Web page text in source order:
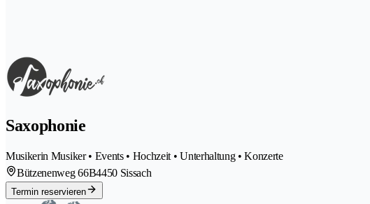
Saxophonie
Musikerin Musiker • Events • Hochzeit • Unterhaltung • Konzerte
Bützenenweg 66B4450 Sissach
Termin reservieren